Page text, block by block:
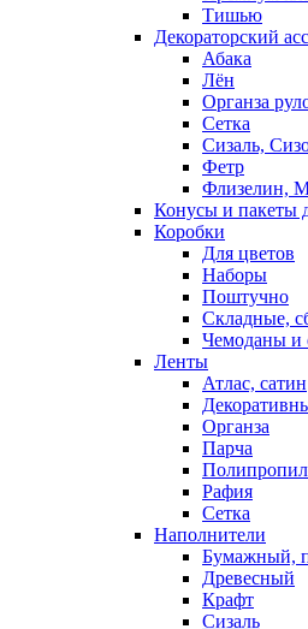
Тишью
Декораторский
Абака
Лён
Органза
Сетка
Сизаль,
Фетр
Флизелин,
Конусы и пакеты
Коробки
Для цветов
Наборы
Поштучно
Складные,
Чемоданы и
Ленты
Атлас, сатин
Органза
Парча
Рафия
Сетка
Наполнители
Бумажный,
Древесный
Крафт
Сизаль